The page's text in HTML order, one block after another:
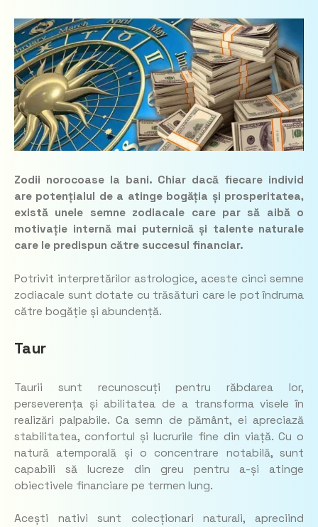
Zodii norocoase la bani. Chiar dacă fiecare individ
are potențialul de a atinge bogăția și prosperitatea,
există unele semne zodiacale care par să aibă o
motivație internă mai puternică și talente naturale
care le predispun către succesul financiar.
Potrivit interpretărilor astrologice, aceste cinci semne
zodiacale sunt dotate cu trăsături care le pot îndruma
către bogăție și abundență.
Taur
Taurii sunt recunoscuți pentru răbdarea lor,
perseverența și abilitatea de a transforma visele în
realizări palpabile. Ca semn de pământ, ei apreciază
stabilitatea, confortul și lucrurile fine din viață. Cu o
natură atemporală și o concentrare notabilă, sunt
capabili să lucreze din greu pentru a-și atinge
obiectivele financiare pe termen lung.
Acești nativi sunt colecționari naturali, apreciind